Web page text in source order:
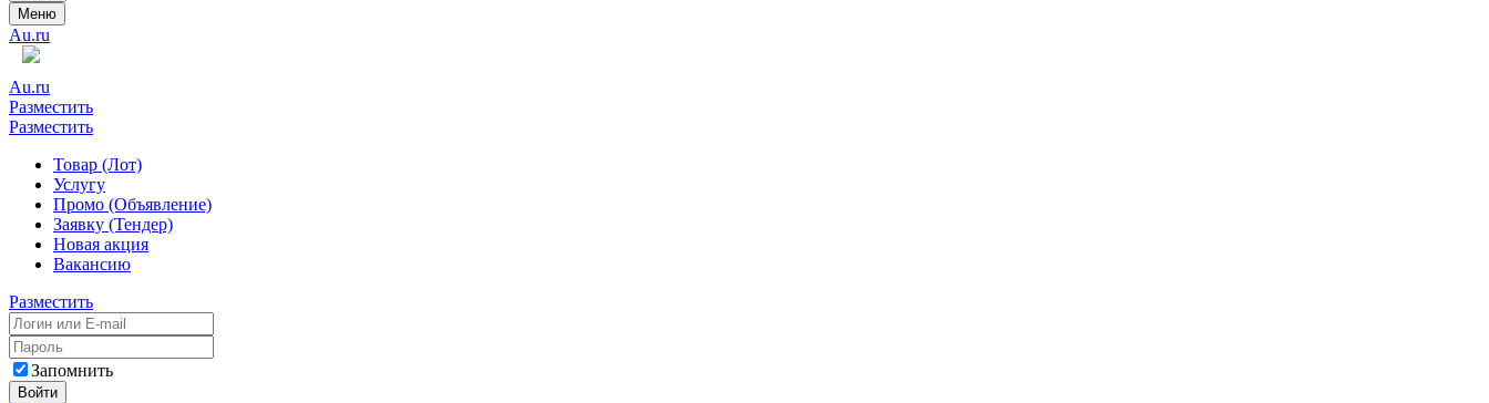
Меню
Au.ru
Au.ru
Разместить
Разместить
Товар (Лот)
Услугу
Промо (Объявление)
Заявку (Тендер)
Новая акция
Вакансию
Разместить
Запомнить
Войти